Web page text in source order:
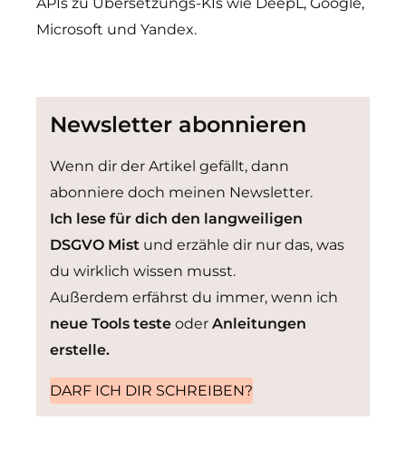
Microsoft und Yandex.
Newsletter abonnieren
Wenn dir der Artikel gefällt, dann
abonniere doch meinen Newsletter.
Ich lese für dich den langweiligen
DSGVO Mist und erzähle dir nur das, was
du wirklich wissen musst.
Außerdem erfährst du immer, wenn ich
neue Tools teste oder Anleitungen
erstelle.
DARF ICH DIR SCHREIBEN?